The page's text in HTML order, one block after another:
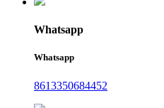
Whatsapp
Whatsapp
8613350684452